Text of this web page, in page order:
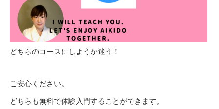
どちらのコースにしようか迷う！
ご安心ください。
どちらも無料で体験入門することができます。